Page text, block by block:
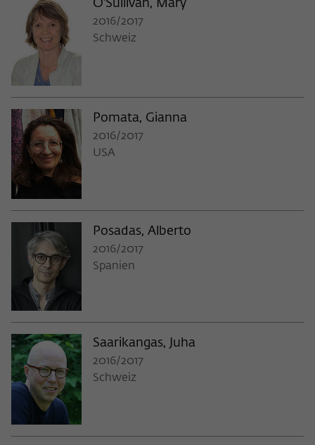
O'Sullivan, Mary
2016/2017
Schweiz
Pomata, Gianna
2016/2017
USA
Posadas, Alberto
2016/2017
Spanien
Saarikangas, Juha
2016/2017
Schweiz